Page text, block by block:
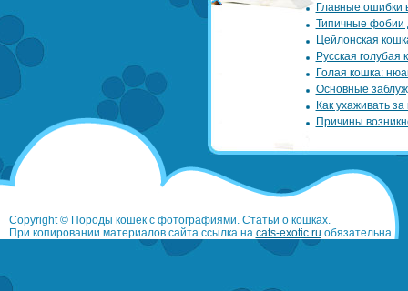
Главные ошибки
Типичные фобии
Цейлонская
Русская голубая
Голая кошка:
Основные
Как ухаживать
Причины
Copyright © Породы кошек с фотографиями. Статьи о кошках.
При копировании материалов сайта ссылка на cats-exotic.ru обязательна